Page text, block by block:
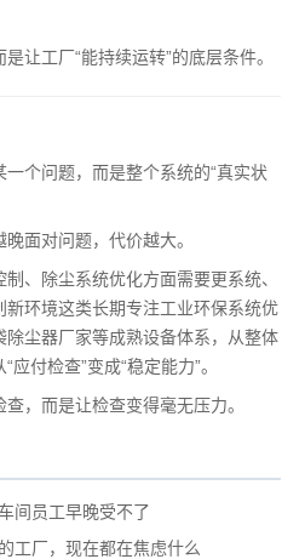
让工厂“能持续运转”的底层条件。
个问题，而是整个系统的“真实状
面对问题，代价越大。
、除尘系统优化方面需要更系统、
环境这类长期专注工业环保系统优
尘器厂家等成熟设备体系，从整体
付检查”变成“稳定能力”。
，而是让检查变得毫无压力。
间员工早晚受不了
工厂，现在都在焦虑什么